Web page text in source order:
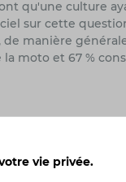
qu'une culture
sur cette
manière
moto et 67 %
Précédent
vie privée.